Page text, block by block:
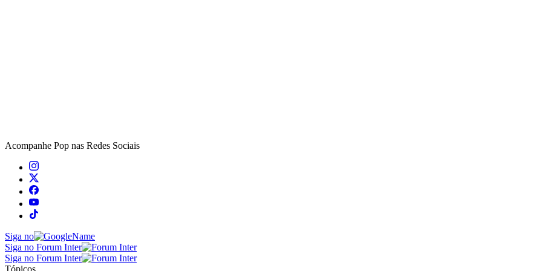
Acompanhe Pop nas Redes Sociais
Siga no
Siga no Forum Inter
Siga no Forum Inter